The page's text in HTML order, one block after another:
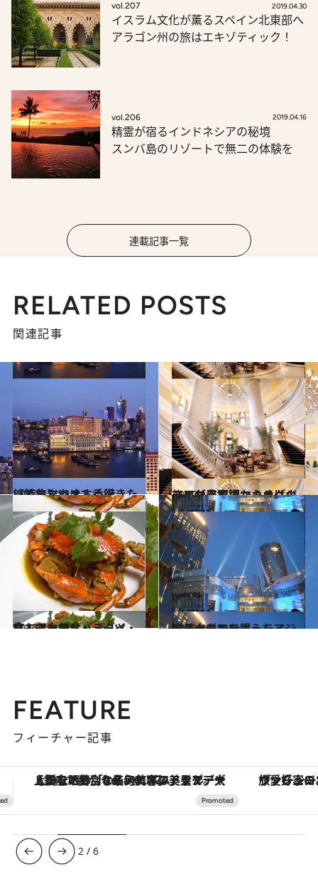
vol.207 2019.04.30
イスラム文化が薫るスペイン北東部へ
アラゴン州の旅はエキゾティック！
vol.206 2019.04.16
精霊が宿るインドネシアの秘境
スンバ島のリゾートで無二の体験を
連載記事一覧
RELATED POSTS
関連記事
2012.12.13
【特集】いますぐ行きたい！ マカオ＆香港
旅＆お出かけ 2012.12.13
コロニアル調からラグジュアリーまでマカオはホテルが豊富！
旅＆お出かけ
2012.12.13
食もイースト・ミーツ・ウエスト美食パラダイス・マカオ
旅＆お出かけ 2012.12.13
ラスベガスを超えたアジア最大のエンターテインメント・シティ
旅＆お出かけ
FEATURE
フィーチャー記事
ヴァシュロン・コンスタンタン「オーヴァーシーズ・オートマティック」。旅愛好家のお気に入りコレクションから、ジェンダーレスな新作が登場
3 /6